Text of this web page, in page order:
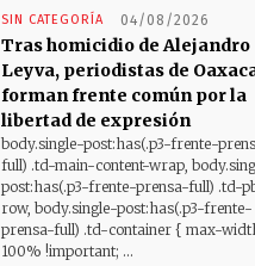
SIN CATEGORÍA 04/08/2026
Tras homicidio de Alejandro
Leyva, periodistas de
forman frente común por la
libertad de expresión
body.single-post:has(.p3-frente-
full) .td-main-content-wrap,
post:has(.p3-frente-prensa-full) .td-
row, body.single-post:has(.p3-frente-
prensa-full) .td-container { max-
100% !important; ...